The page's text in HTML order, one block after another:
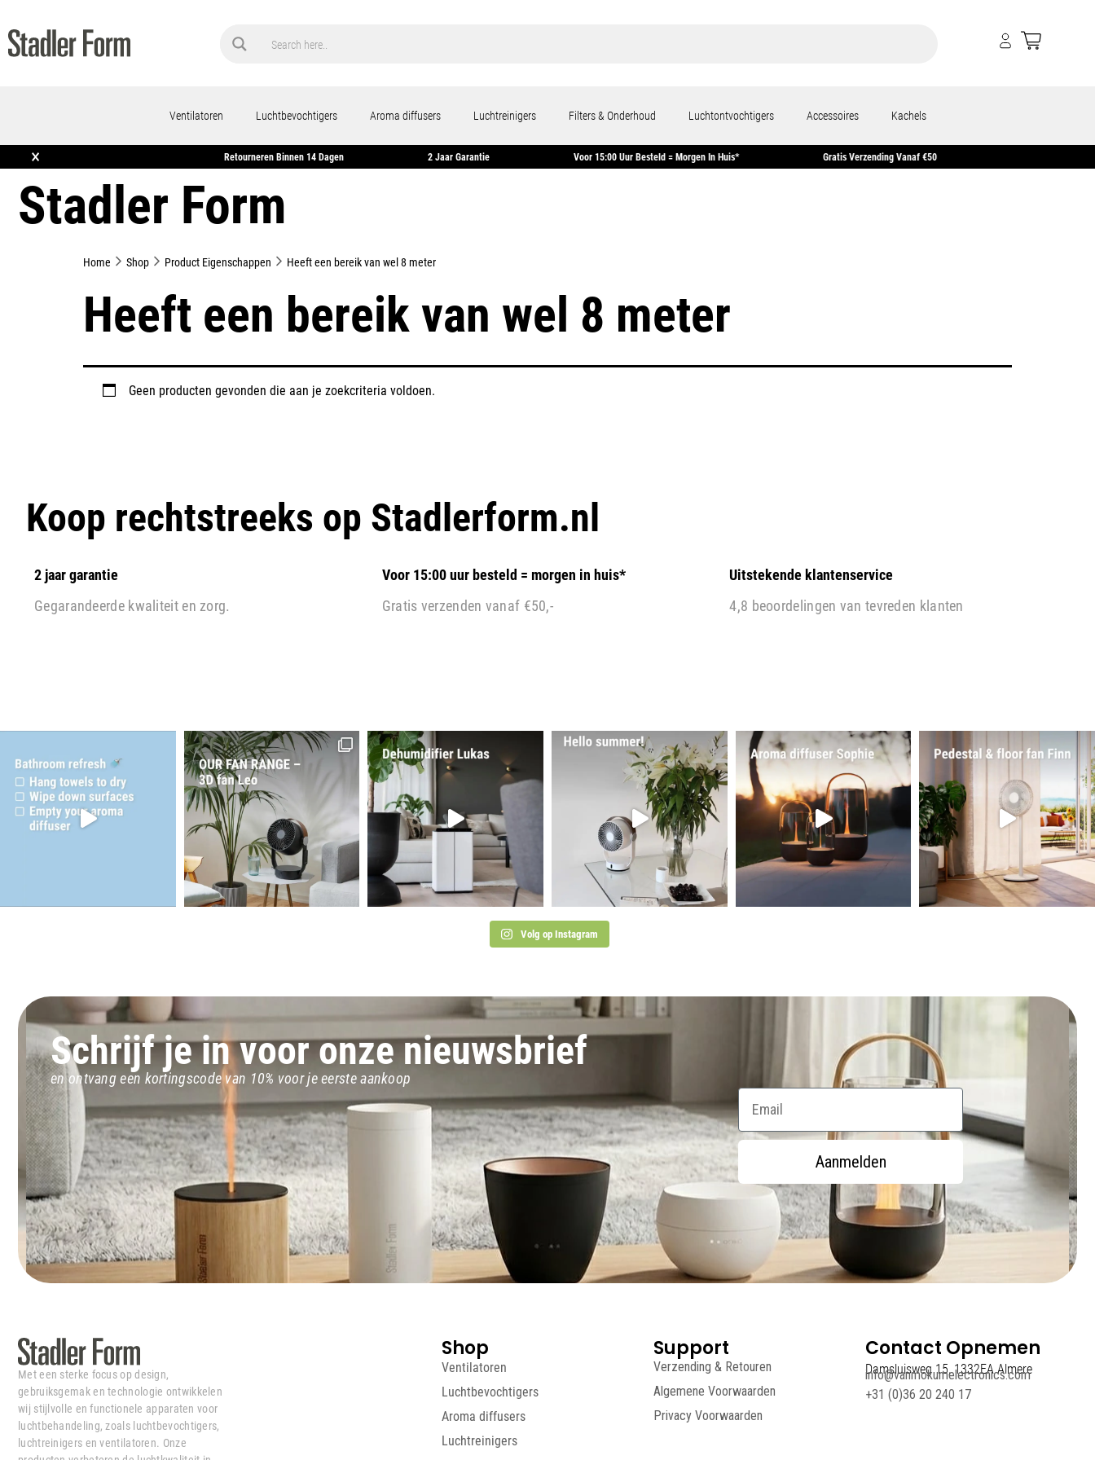
Ventilatoren Luchtbevochtigers Aroma diffusers Luchtreinigers Filters & Onderhoud Luchtontvochtigers Accessoires Kachels
× Retourneren Binnen 14 Dagen 2 Jaar Garantie Voor 15:00 Uur Besteld = Morgen In Huis* Gratis Verzending Vanaf €50
Stadler Form
Home Shop Product Eigenschappen Heeft een bereik van wel 8 meter
Heeft een bereik van wel 8 meter
Geen producten gevonden die aan je zoekcriteria voldoen.
Koop rechtstreeks op Stadlerform.nl
2 jaar garantie
Gegarandeerde kwaliteit en zorg.
Voor 15:00 uur besteld = morgen in huis*
Gratis verzenden vanaf €50,-
Uitstekende klantenservice
4,8 beoordelingen van tevreden klanten
Volg op Instagram
Schrijf je in voor onze nieuwsbrief
en ontvang een kortingscode van 10% voor je eerste aankoop
Email
Aanmelden
Met een sterke focus op design,
gebruiksgemak en technologie ontwikkelen
wij stijlvolle en functionele apparaten voor
luchtbehandeling, zoals luchtbevochtigers,
luchtreinigers en ventilatoren. Onze
Shop
Ventilatoren
Luchtbevochtigers
Aroma diffusers
Luchtreinigers
Support
Verzending & Retouren
Algemene Voorwaarden
Privacy Voorwaarden
Contact Opnemen
Damsluisweg 15, 1332EA Almere
info@vanmokumelectronics.com
+31 (0)36 20 240 17